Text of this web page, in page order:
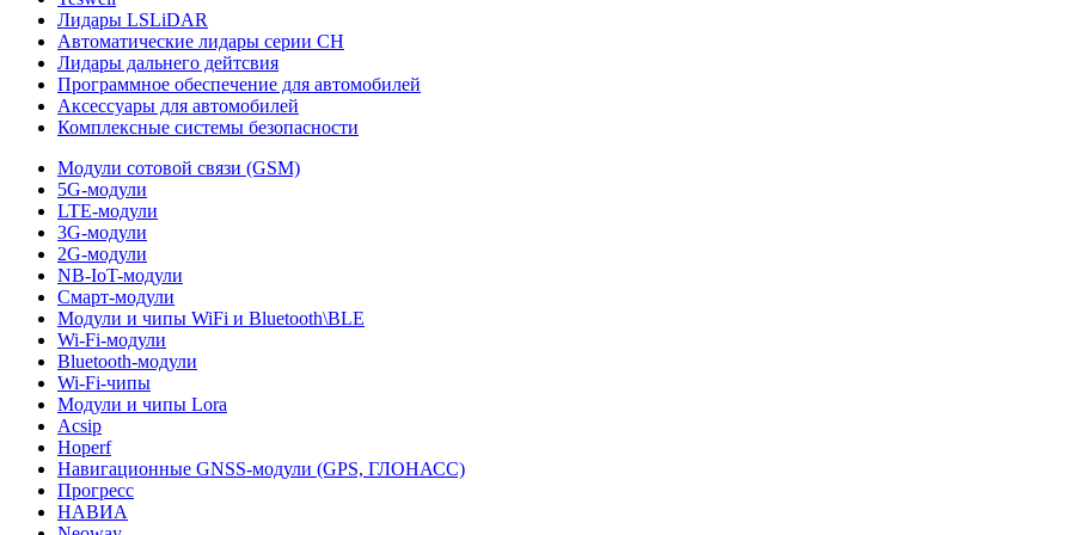
Лидары LSLiDAR
Автоматические лидары серии CH
Лидары дальнего дейтсвия
Программное обеспечение для автомобилей
Аксессуары для автомобилей
Комплексные системы безопасности
Модули сотовой связи (GSM)
5G-модули
LTE-модули
3G-модули
2G-модули
NB-IoT-модули
Смарт-модули
Модули и чипы WiFi и Bluetooth\BLE
Wi-Fi-модули
Bluetooth-модули
Wi-Fi-чипы
Модули и чипы Lora
Acsip
Hoperf
Навигационные GNSS-модули (GPS, ГЛОНАСС)
Прогресс
НАВИА